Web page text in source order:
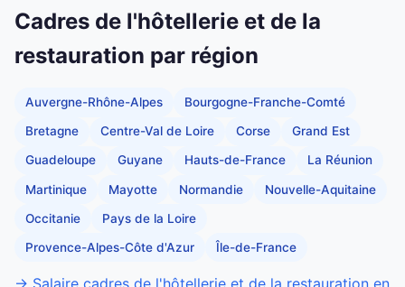
Cadres de l'hôtellerie et de la
restauration par région
Auvergne-Rhône-Alpes Bourgogne-Franche-Comté
Bretagne Centre-Val de Loire Corse Grand Est
Guadeloupe Guyane Hauts-de-France La Réunion
Martinique Mayotte Normandie Nouvelle-Aquitaine
Occitanie Pays de la Loire
Provence-Alpes-Côte d'Azur Île-de-France